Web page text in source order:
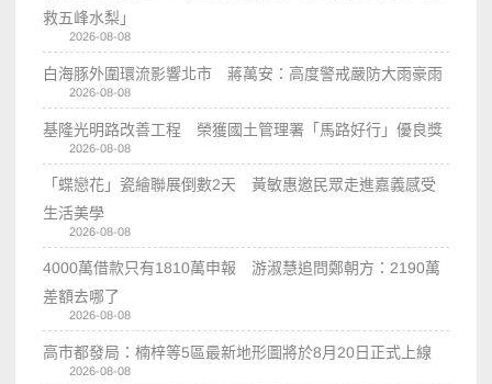
救五峰水梨」
2026-08-08
白海豚外圍環流影響北市 蔣萬安：高度警戒嚴防大雨豪雨
2026-08-08
基隆光明路改善工程 榮獲國土管理署「馬路好行」優良獎
2026-08-08
「蝶戀花」瓷繪聯展倒數2天 黃敏惠邀民眾走進嘉義感受
生活美學
2026-08-08
4000萬借款只有1810萬申報 游淑慧追問鄭朝方：2190萬
差額去哪了
2026-08-08
高市都發局：楠梓等5區最新地形圖將於8月20日正式上線
2026-08-08